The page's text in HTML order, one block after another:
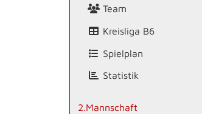
Team
Kreisliga B6
Spielplan
Statistik
2.Mannschaft